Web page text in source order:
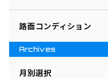
路面コンディション
Archives
月別選択